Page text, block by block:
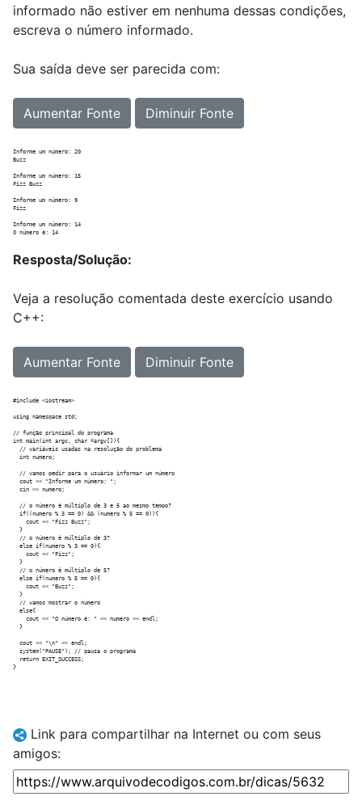
informado não estiver em nenhuma dessas condições,
escreva o número informado.
Sua saída deve ser parecida com:
Aumentar Fonte Diminuir Fonte
Informe um número: 20
Buzz
Informe um número: 15
Fizz Buzz
Informe um número: 9
Fizz
Informe um número: 14
Resposta/Solução:
Veja a resolução comentada deste exercício usando
C++:
Aumentar Fonte Diminuir Fonte
#include <iostream>
using namespace std;
// função principal do programa
int main(int argc, char *argv[]){
  // variáveis usadas na resolução do problema
  int numero;
  // vamos pedir para o usuário informar um número
  cout << "Informe um número: ";
  cin >> numero;
  // o número é múltiplo de 3 e 5 ao mesmo tempo?
  if((numero % 3 == 0) && (numero % 5 == 0)){
    cout << "Fizz Buzz";
  }
  // o número é múltiplo de 3?
  else if(numero % 3 == 0){
    cout << "Fizz";
  }
  // o número é múltiplo de 5?
  else if(numero % 5 == 0){
    cout << "Buzz";
  }
  // vamos mostrar o número
  else{
    cout << "O número é: " << numero << endl;
  }
  cout << "\n" << endl;
  system("PAUSE"); // pausa o programa
  return EXIT_SUCCESS;
Link para compartilhar na Internet ou com seus
amigos: